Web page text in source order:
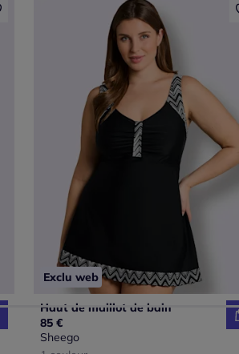
Exclu web
Haut de maillot de bain
85 €
Sheego